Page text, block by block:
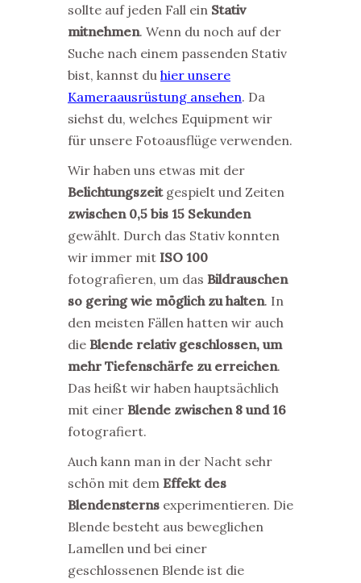
sollte auf jeden Fall ein Stativ
mitnehmen. Wenn du noch auf der
Suche nach einem passenden Stativ
bist, kannst du hier unsere
Kameraausrüstung ansehen. Da
siehst du, welches Equipment wir
für unsere Fotoausflüge verwenden.
Wir haben uns etwas mit der
Belichtungszeitgespielt und Zeiten
zwischen 0,5 bis 15 Sekunden
gewählt. Durch das Stativ konnten
wir immer mit ISO 100
fotografieren, um das Bildrauschen
so gering wie möglich zu halten. In
den meisten Fällen hatten wir auch
die Blende relativ geschlossen, um
mehr Tiefenschärfe zu erreichen.
Das heißt wir haben hauptsächlich
mit einer Blende zwischen 8 und 16
fotografiert.
Auch kann man in der Nacht sehr
schön mit dem Effekt des
Blendensterns experimentieren. Die
Blende besteht aus beweglichen
Lamellen und bei einer
geschlossenen Blende ist die